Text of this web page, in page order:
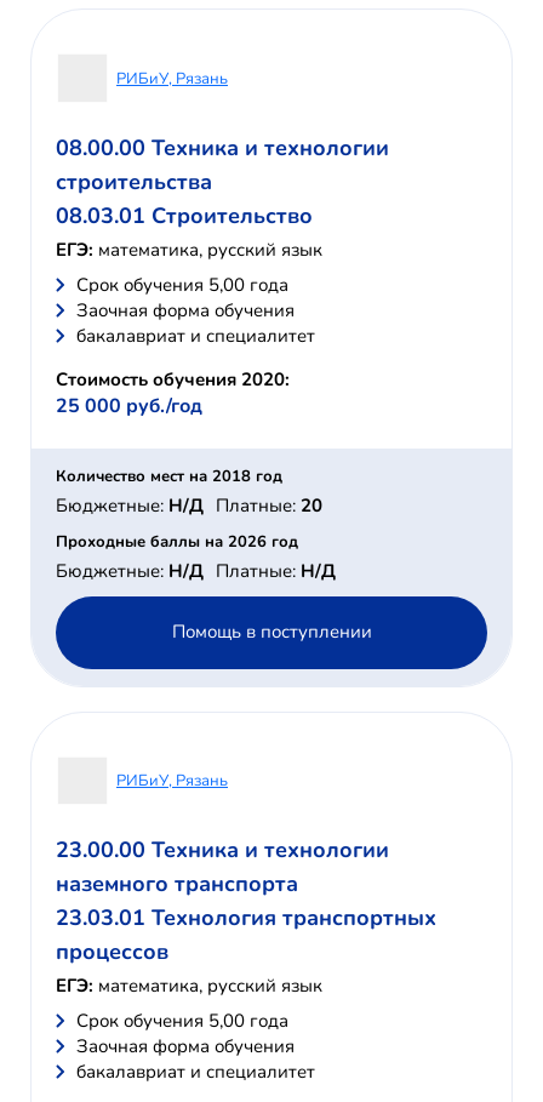
РИБиУ, Рязань
08.00.00 Техника и технологии
строительства
08.03.01 Строительство
ЕГЭ: математика, русский язык
Cрок обучения 5,00 года
Заочная форма обучения
бакалавриат и специалитет
Стоимость обучения 2020:
25 000 руб./год
Количество мест на 2018 год
Бюджетные: Н/Д Платные: 20
Проходные баллы на 2026 год
Бюджетные: Н/Д Платные: Н/Д
Помощь в поступлении
РИБиУ, Рязань
23.00.00 Техника и технологии
наземного транспорта
23.03.01 Технология транспортных
процессов
ЕГЭ: математика, русский язык
Cрок обучения 5,00 года
Заочная форма обучения
бакалавриат и специалитет